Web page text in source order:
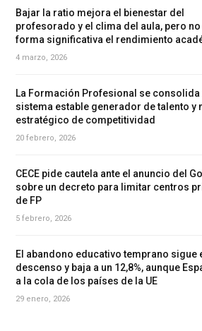
Bajar la ratio mejora el bienestar del
profesorado y el clima del aula, pero no
forma significativa el rendimiento
4 marzo, 2026
La Formación Profesional se
sistema estable generador de talento y
estratégico de competitividad
20 febrero, 2026
CECE pide cautela ante el anuncio del
sobre un decreto para limitar centros
de FP
5 febrero, 2026
El abandono educativo temprano sigue
descenso y baja a un 12,8%, aunque
a la cola de los países de la UE
29 enero, 2026